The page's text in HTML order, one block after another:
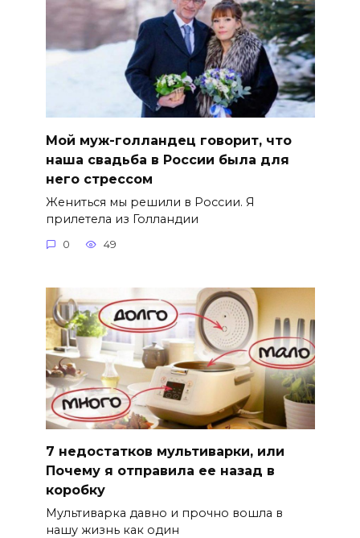
Мой муж-голландец говорит, что
наша свадьба в России была для
него стрессом
Жениться мы решили в России. Я
прилетела из Голландии
0 49
7 недостатков мультиварки, или
Почему я отправила ее назад в
коробку
Мультиварка давно и прочно вошла в
нашу жизнь как один